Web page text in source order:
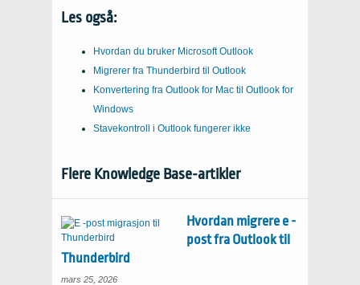
Les også:
Hvordan du bruker Microsoft Outlook
Migrerer fra Thunderbird til Outlook
Konvertering fra Outlook for Mac til Outlook for
Windows
Stavekontroll i Outlook fungerer ikke
Flere Knowledge Base-artikler
Hvordan migrere e -
post fra Outlook til
Thunderbird
mars 25, 2026